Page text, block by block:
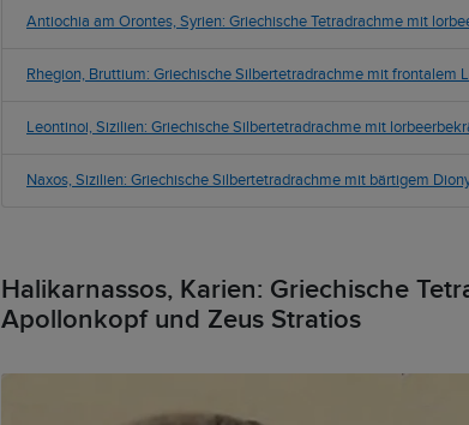
Antiochia am Orontes, Syrien: Griechische Tetradrachme mit
Rhegion, Bruttium: Griechische Silbertetradrachme mit frontalem
Leontinoi, Sizilien: Griechische Silbertetradrachme mit
Naxos, Sizilien: Griechische Silbertetradrachme mit bärtigem
Halikarnassos, Karien: Griechische
Apollonkopf und Zeus Stratios